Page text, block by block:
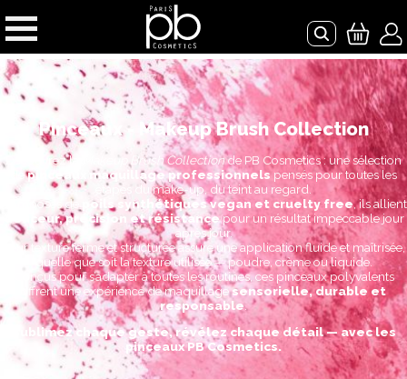
Pinceaux - Makeup Brush Collection
Découvrez la Makeup Brush Collectionde PB Cosmetics : une sélection
depinceaux maquillage professionnels pensés pour toutes les
étapes du make-up, du teint au regard.
Composés de
poils synthétiques vegan et cruelty free, ils allient
douceur, précision et résistancepour un résultat impeccable jour
après jour.
Leur texture ferme et structurée assure une application fluide et maîtrisée,
quelle que soit la texture utilisée — poudre, crème ou liquide.
Conçus pour s’adapter à toutes les routines, ces pinceaux polyvalents
offrent une expérience de maquillagesensorielle, durable et
responsable.
Sublimez chaque geste, révélez chaque détail — avec les
pinceaux PB Cosmetics.